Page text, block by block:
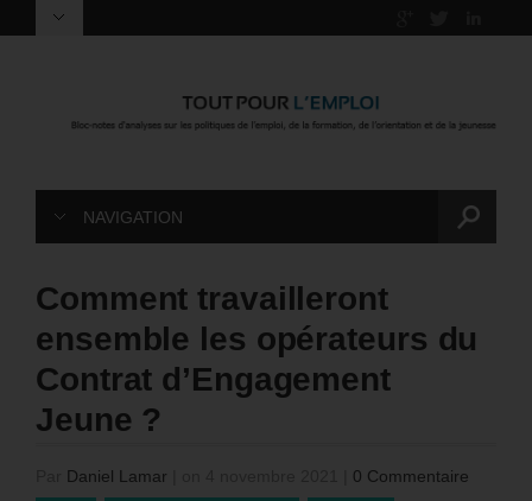
NAVIGATION
Comment travailleront
ensemble les opérateurs du
Contrat d’Engagement
Jeune ?
Daniel Lamar
0 Commentaire